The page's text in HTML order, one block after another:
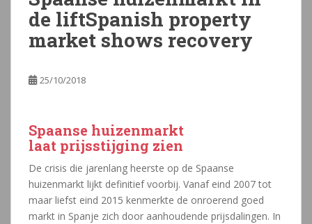
de liftSpanish property
market shows recovery
25/10/2018
Spaanse huizenmarkt
laat prijsstijging zien
De crisis die jarenlang heerste op de Spaanse
huizenmarkt lijkt definitief voorbij. Vanaf eind 2007 tot
maar liefst eind 2015 kenmerkte de onroerend goed
markt in Spanje zich door aanhoudende prijsdalingen. In